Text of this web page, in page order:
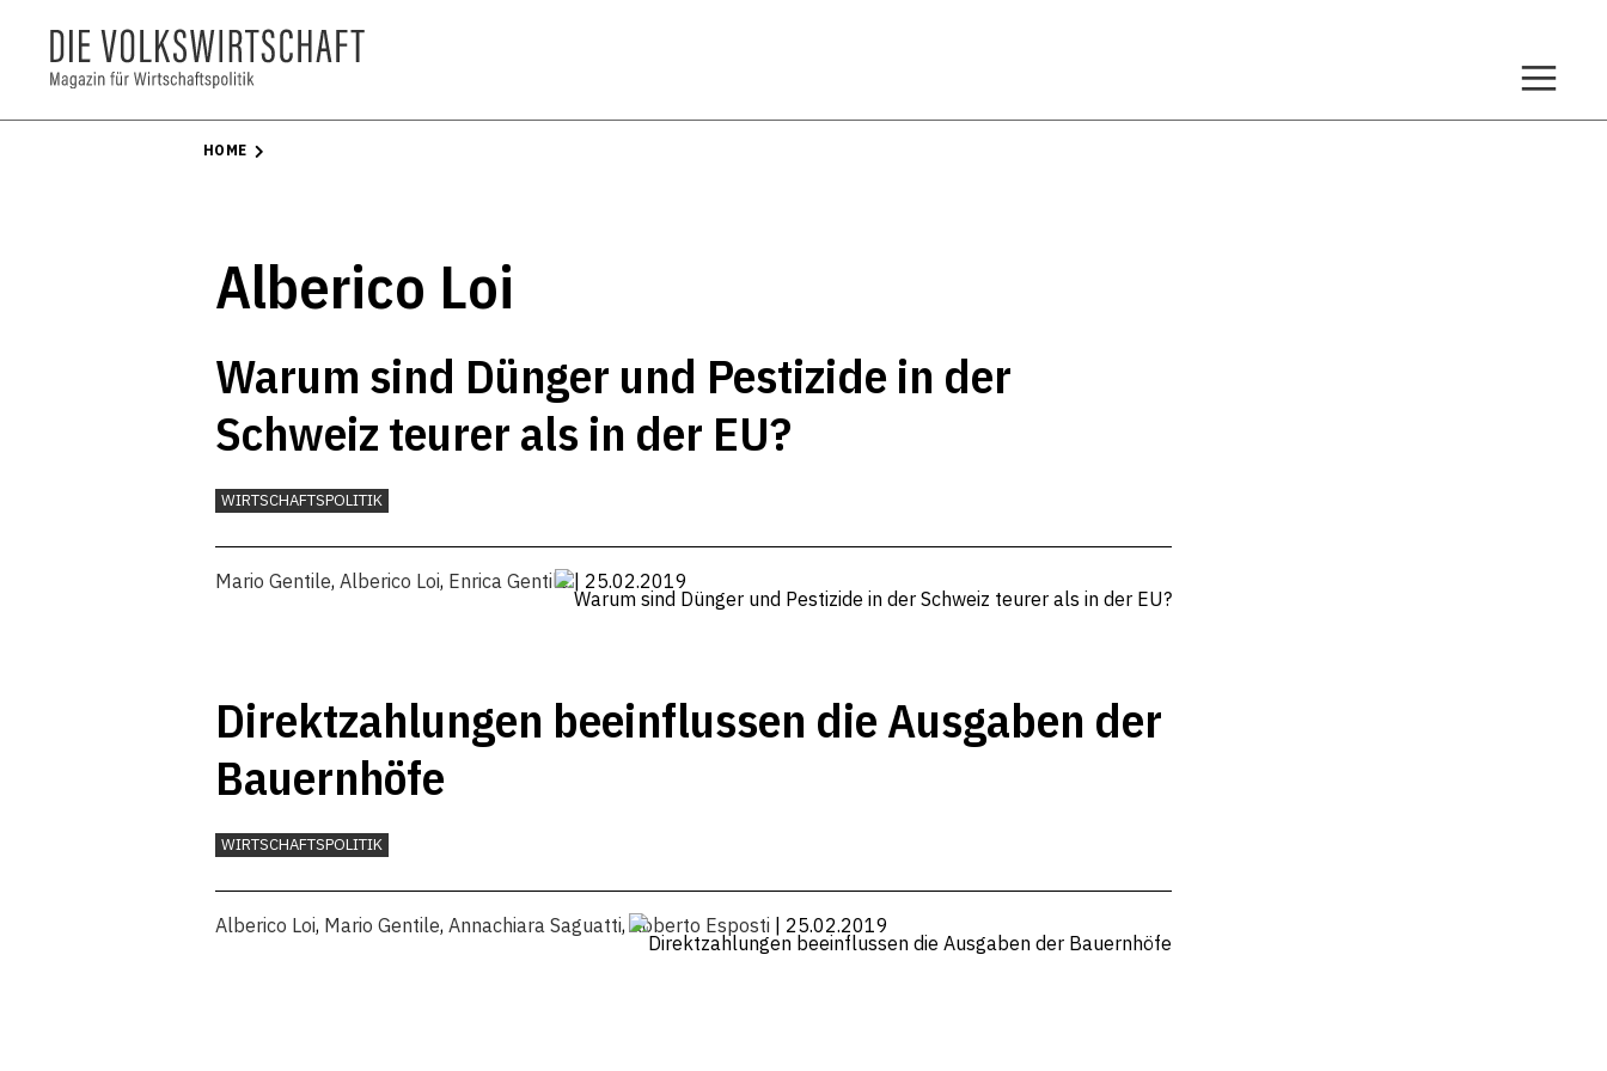
HOME
Alberico Loi
Warum sind Dünger und Pestizide in der
Schweiz teurer als in der EU?
WIRTSCHAFTSPOLITIK
Mario Gentile, Alberico Loi, Enrica Gentile| 25.02.2019
Direktzahlungen beeinflussen die Ausgaben der
Bauernhöfe
WIRTSCHAFTSPOLITIK
Alberico Loi, Mario Gentile, Annachiara Saguatti,Roberto Esposti | 25.02.2019